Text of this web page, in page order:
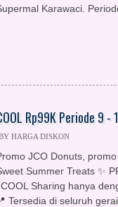
Karawaci.
Rp99K Periode 9
HARGA DISKON
JCO Donuts,
Summer Treats ✨
Sharing hanya
Tersedia di seluruh